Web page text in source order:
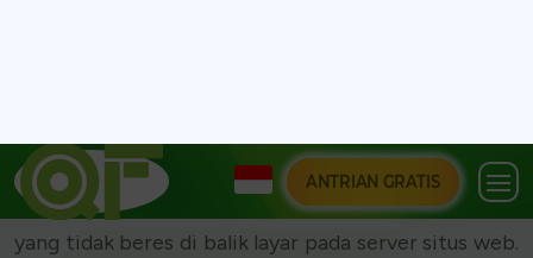
layar Anda menampilkan pesan "Error 500."
Mengecewakan, bukan? Pesan samar ini berarti ada
yang tidak beres di balik layar pada server situs web.